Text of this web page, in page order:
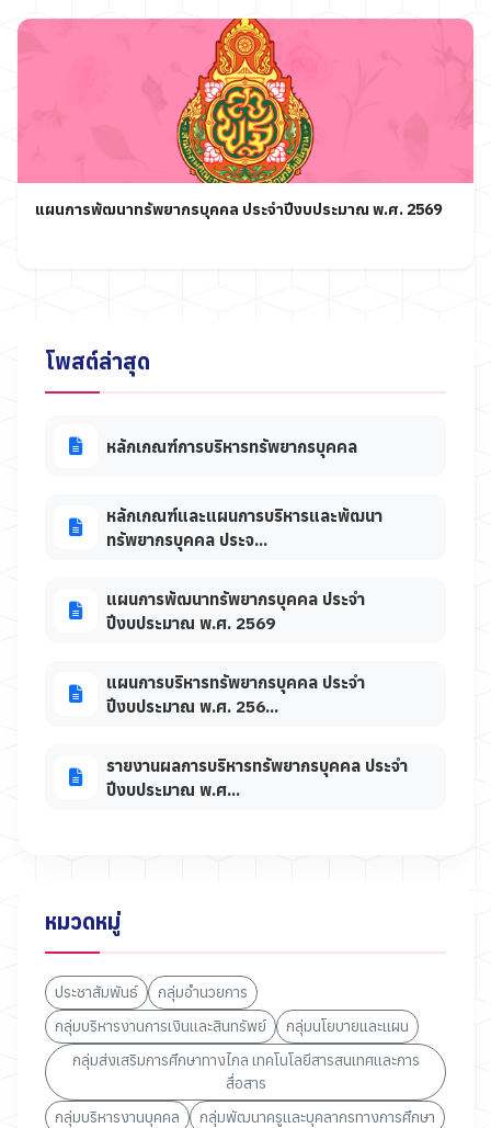
แผนการพัฒนาทรัพยากรบุคคล ประจำปีงบประมาณ พ.ศ. 2569
โพสต์ล่าสุด
หลักเกณฑ์การบริหารทรัพยากรบุคคล
หลักเกณฑ์และแผนการบริหารและพัฒนา
ทรัพยากรบุคคล ประจ...
แผนการพัฒนาทรัพยากรบุคคล ประจำ
ปีงบประมาณ พ.ศ. 2569
แผนการบริหารทรัพยากรบุคคล ประจำ
ปีงบประมาณ พ.ศ. 256...
รายงานผลการบริหารทรัพยากรบุคคล ประจำ
ปีงบประมาณ พ.ศ...
หมวดหมู่
ประชาสัมพันธ์
กลุ่มอำนวยการ
กลุ่มบริหารงานการเงินและสินทรัพย์
กลุ่มนโยบายและแผน
กลุ่มส่งเสริมการศึกษาทางไกล เทคโนโลยีสารสนเทศและการ
สื่อสาร
กลุ่มบริหารงานบุคคล
กลุ่มพัฒนาครูและบุคลากรทางการศึกษา